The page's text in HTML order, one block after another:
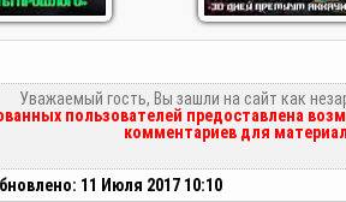
Уважаемый гость, Вы зашли на сайт как
пользователей предоставлена
комментариев для
11 Июля 2017 10:10